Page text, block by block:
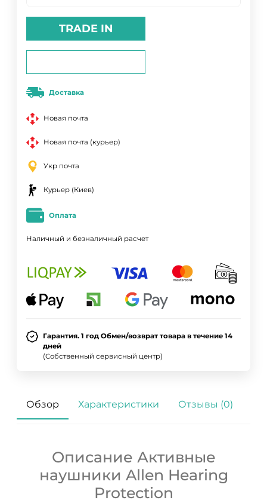
TRADE IN
Доставка
Новая почта
Новая почта (курьер)
Укр почта
Курьер (Киев)
Оплата
Наличный и безналичный расчет
Гарантия. 1 год Обмен/возврат товара в течение 14
дней
(Собственный сервисный центр)
Обзор Характеристики Отзывы (0)
Описание Активные
наушники Allen Hearing
Protection
ДА НЕТ